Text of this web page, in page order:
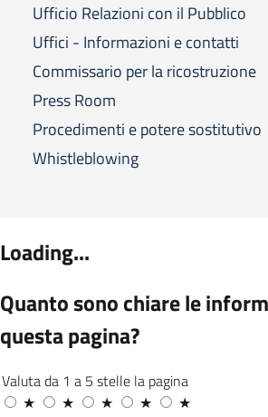
Ufficio Relazioni con il Pubblico
Uffici - Informazioni e contatti
Commissario per la ricostruzione
Press Room
Procedimenti e potere sostitutivo
Whistleblowing